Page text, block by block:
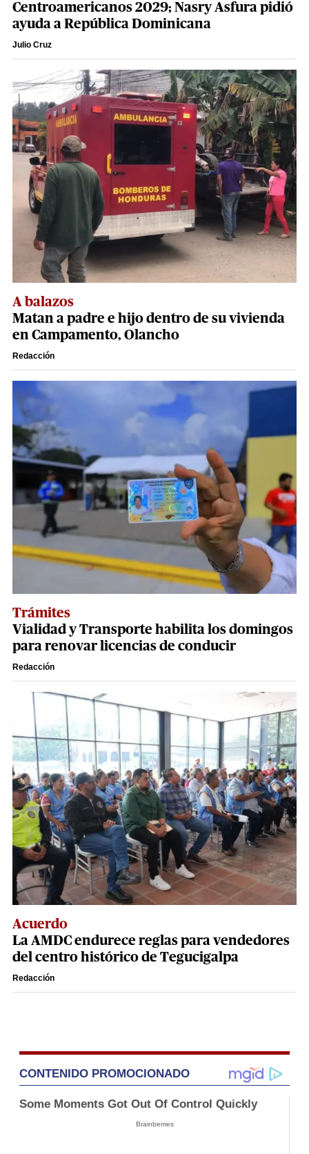
Centroamericanos 2029; Nasry Asfura pidió
ayuda a República Dominicana
Julio Cruz
A balazos
Matan a padre e hijo dentro de su vivienda
en Campamento, Olancho
Redacción
Trámites
Vialidad y Transporte habilita los domingos
para renovar licencias de conducir
Redacción
Acuerdo
La AMDC endurece reglas para vendedores
del centro histórico de Tegucigalpa
Redacción
CONTENIDO PROMOCIONADO
Some Moments Got Out Of Control Quickly
Brainberries